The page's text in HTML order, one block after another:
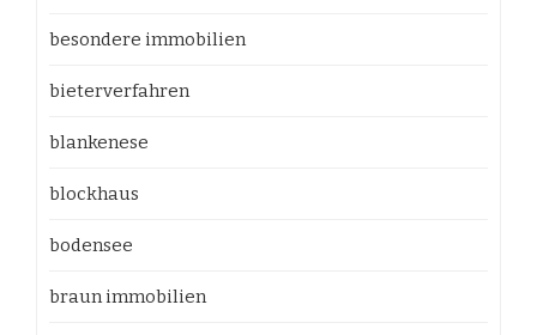
besondere immobilien
bieterverfahren
blankenese
blockhaus
bodensee
braun immobilien